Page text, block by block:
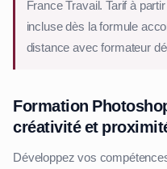
France Travail. Tarif à
incluse dès la formule
distance avec formateur
Formation
créativité et
Développez vos